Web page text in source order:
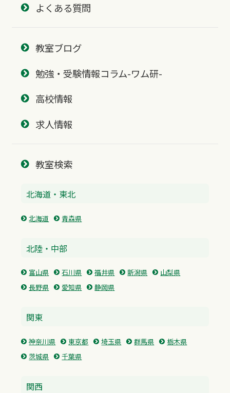
よくある質問
教室ブログ
勉強・受験情報コラム-ワム研-
高校情報
求人情報
教室検索
北海道・東北
北海道 青森県
北陸・中部
富山県 石川県 福井県 新潟県
山梨県
長野県
愛知県 静岡県
関東
神奈川県 東京都 埼玉県 群馬県
栃木県
茨城県
千葉県
関西